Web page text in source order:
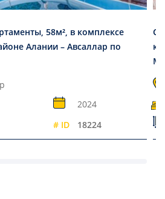
58м², в комплексе
Алании – Авсаллар по
2024
# ID 18224